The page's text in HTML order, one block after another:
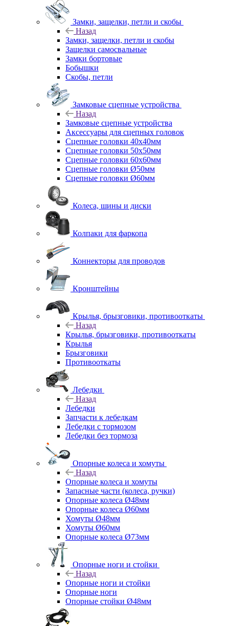
Замки, защелки, петли и скобы
Назад
Замки, защелки, петли и скобы
Защелки самосвальные
Замки бортовые
Бобышки
Скобы, петли
Замковые сцепные устройства
Назад
Замковые сцепные устройства
Аксессуары для сцепных головок
Сцепные головки 40x40мм
Сцепные головки 50x50мм
Сцепные головки 60x60мм
Сцепные головки Ø50мм
Сцепные головки Ø60мм
Колеса, шины и диски
Колпаки для фаркопа
Коннекторы для проводов
Кронштейны
Крылья, брызговики, противооткаты
Назад
Крылья, брызговики, противооткаты
Крылья
Брызговики
Противооткаты
Лебедки
Назад
Лебедки
Запчасти к лебедкам
Лебедки с тормозом
Лебедки без тормоза
Опорные колеса и хомуты
Назад
Опорные колеса и хомуты
Запасные части (колеса, ручки)
Опорные колеса Ø48мм
Опорные колеса Ø60мм
Хомуты Ø48мм
Хомуты Ø60мм
Опорные колеса Ø73мм
Опорные ноги и стойки
Назад
Опорные ноги и стойки
Опорные ноги
Опорные стойки Ø48мм